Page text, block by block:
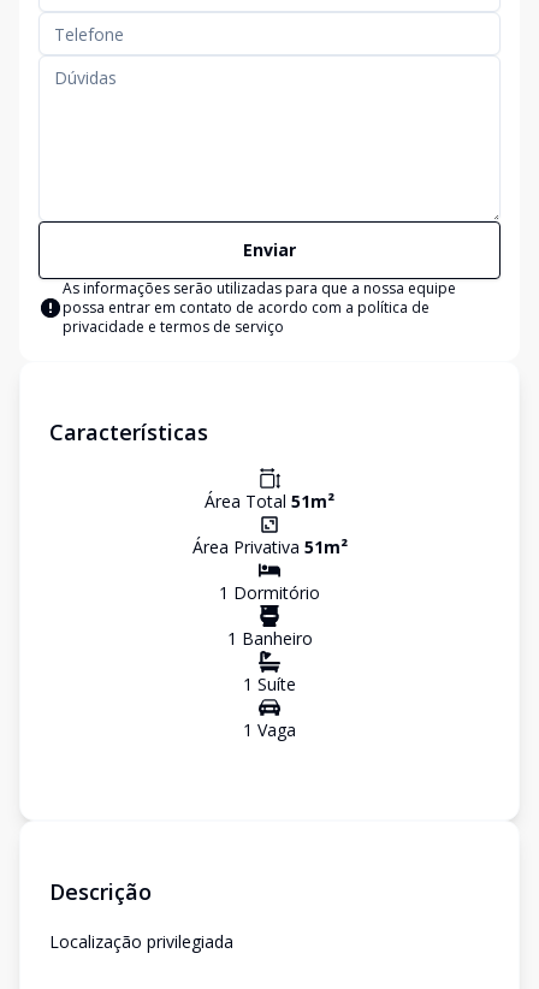
Enviar
As informações serão utilizadas para que a nossa equipe
possa entrar em contato de acordo com a política de
privacidade e termos de serviço
Características
Área Total 51m²
Área Privativa 51m²
1 Dormitório
1 Banheiro
1 Suíte
1 Vaga
Descrição
Localização privilegiada